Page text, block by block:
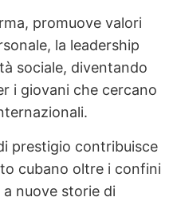
promuove valori
la leadership
sociale, diventando
i giovani che cercano
prestigio contribuisce
cubano oltre i confini
nuove storie di